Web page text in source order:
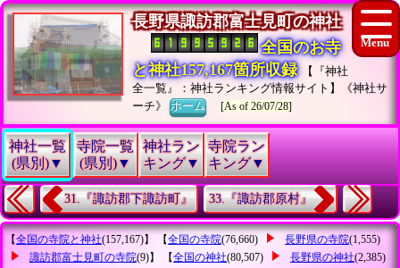
長野県諏訪郡富士見町の神社
全国のお寺
と神社157,167箇所収録
【『神社
全一覧』：神社ランキング情報サイト】《神社サ
ーチ》ホーム [As of 26/07/28]
神社一覧
(県別)▼
寺院一覧
(県別)▼
神社ラン
キング▼
寺院ラン
キング▼
31.『諏訪郡下諏訪町』 33.『諏訪郡原村』
【全国の寺院と神社(157,167)】 【全国の寺院(76,660) 長野県の寺院(1,555)
諏訪郡富士見町の寺院(9)】 【全国の神社(80,507) 長野県の神社(2,385)